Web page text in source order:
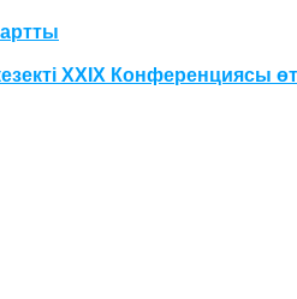
XXIX Конференциясы